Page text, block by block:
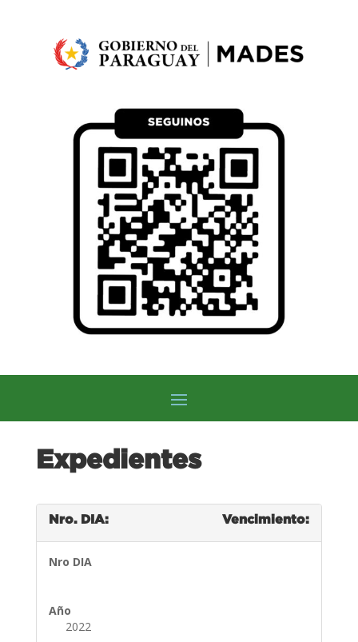
Expedientes
Nro. DIA: Vencimiento:
Nro DIA
Año
2022